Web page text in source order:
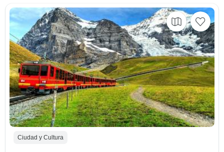
Ciudad y Cultura